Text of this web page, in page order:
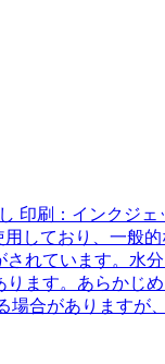
印刷：インクジ
しており、一般
れています。水
ます。あらかじ
合がありますが